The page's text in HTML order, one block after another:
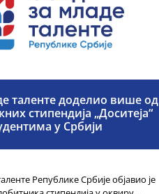
таленте доделио више од
стипендија „Доситеја“
у Србији
Републике Србије објавио је